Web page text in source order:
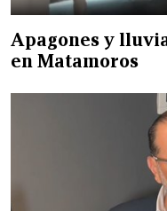
Apagones y
en Matamoros